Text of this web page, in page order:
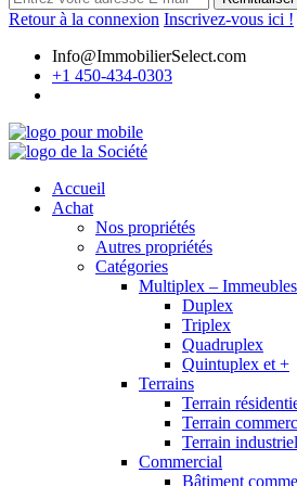
Retour à la connexion Inscrivez-vous ici !
Info@ImmobilierSelect.com
+1 450-434-0303
Accueil
Achat
Nos propriétés
Autres propriétés
Catégories
Multiplex –
Duplex
Triplex
Quadruplex
Quintuplex et +
Terrains
Terrain
Terrain
Terrain industriel
Commercial
Bâtiment